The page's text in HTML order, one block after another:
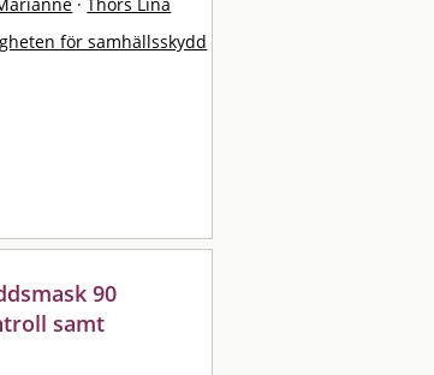
för samhällsskydd
90
samt